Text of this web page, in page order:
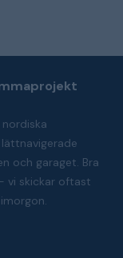
och garaget. Bra
vi skickar oftast